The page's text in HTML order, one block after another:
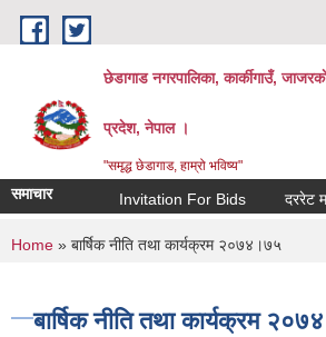
Skip to main content
छेडागाड नगरपालिका, कार्कीगाउँ,
प्रदेश, नेपाल ।
"समृद्ध छेडागाड, हाम्रो भविष्य"
समाचार Invitation For Bids दररेट माग
You are here
Home » बार्षिक नीति तथा कार्यक्रम २०७४।७५
बार्षिक नीति तथा कार्यक्रम